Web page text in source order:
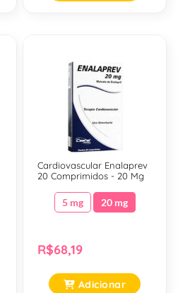
Cardiovascular Enalaprev
20 Comprimidos - 20 Mg
5 mg 20 mg
R$68,19
Adicionar